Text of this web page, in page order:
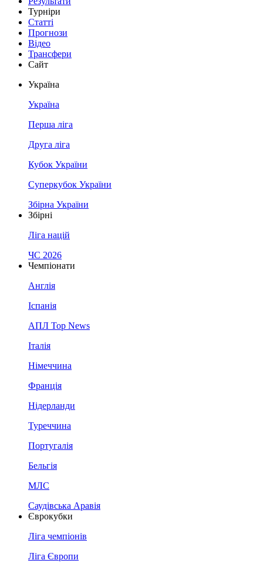
Турніри
Статті
Прогнози
Відео
Трансфери
Сайт
Україна
Україна
Перша ліга
Друга ліга
Кубок України
Суперкубок України
Збірна України
Збірні
Ліга націй
ЧС 2026
Чемпіонати
Англія
Іспанія
АПЛ Top News
Італія
Німеччина
Франція
Нідерланди
Туреччина
Португалія
Бельгія
МЛС
Саудівська Аравія
Єврокубки
Ліга чемпіонів
Ліга Європи